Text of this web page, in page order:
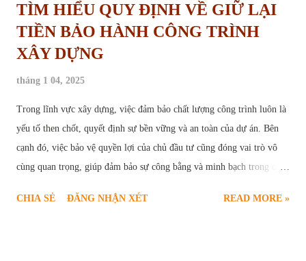
TÌM HIỂU QUY ĐỊNH VỀ GIỮ LẠI
TIỀN BẢO HÀNH CÔNG TRÌNH
XÂY DỰNG
tháng 1 04, 2025
Trong lĩnh vực xây dựng, việc đảm bảo chất lượng công trình luôn là
yếu tố then chốt, quyết định sự bền vững và an toàn của dự án. Bên
cạnh đó, việc bảo vệ quyền lợi của chủ đầu tư cũng đóng vai trò vô
cùng quan trọng, giúp đảm bảo sự công bằng và minh bạch trong quá
thành một điều khoản phổ biến, được quy định rõ ràng trong các hợp
CHIA SẺ ĐĂNG NHẬN XÉT READ MORE »